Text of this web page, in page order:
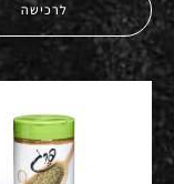
לרכישה